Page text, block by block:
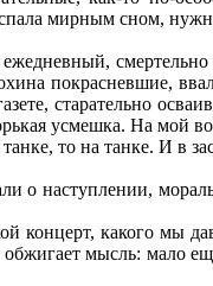
мирным сном,
покрасневшие,
старательно
усмешка. На мой
то на танке. И в
о наступлении,
концерт, какого мы
мысль: